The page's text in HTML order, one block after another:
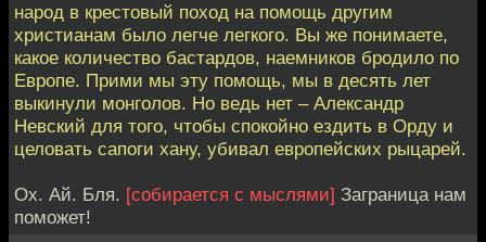
народ в крестовый поход на помощь другим
христианам было легче легкого. Вы же понимаете,
какое количество бастардов, наемников бродило по
Европе. Прими мы эту помощь, мы в десять лет
выкинули монголов. Но ведь нет – Александр
Невский для того, чтобы спокойно ездить в Орду и
целовать сапоги хану, убивал европейских рыцарей.
Ох. Ай. Бля. [собирается с мыслями] Заграница нам
поможет!